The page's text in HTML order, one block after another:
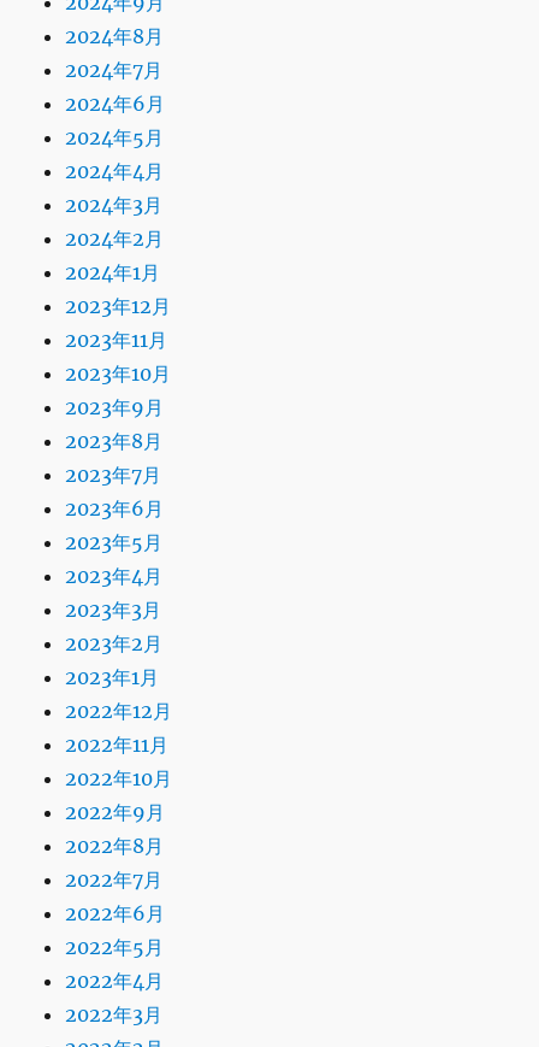
2024年8月
2024年7月
2024年6月
2024年5月
2024年4月
2024年3月
2024年2月
2024年1月
2023年12月
2023年11月
2023年10月
2023年9月
2023年8月
2023年7月
2023年6月
2023年5月
2023年4月
2023年3月
2023年2月
2023年1月
2022年12月
2022年11月
2022年10月
2022年9月
2022年8月
2022年7月
2022年6月
2022年5月
2022年4月
2022年3月